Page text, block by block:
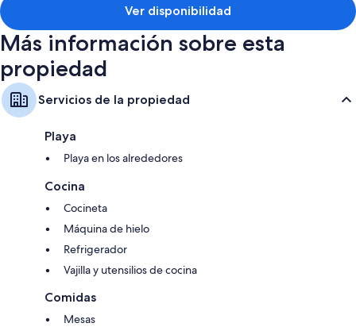
Ver disponibilidad
Más información sobre esta
propiedad
Servicios de la propiedad
Playa
Playa en los alrededores
Cocina
Cocineta
Máquina de hielo
Refrigerador
Vajilla y utensilios de cocina
Comidas
Mesas